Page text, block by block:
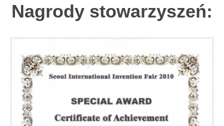
Nagrody stowarzyszeń: